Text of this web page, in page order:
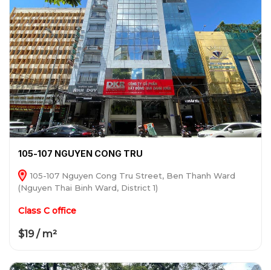
105-107 NGUYEN CONG TRU
105-107 Nguyen Cong Tru Street, Ben Thanh Ward
(Nguyen Thai Binh Ward, District 1)
Class C office
$19 / m²